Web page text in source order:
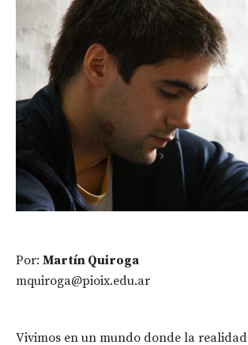
Por: Martín Quiroga
mquiroga@pioix.edu.ar
Vivimos en un mundo donde la realidad